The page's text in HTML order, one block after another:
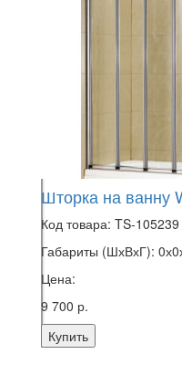
Шторка на ванну
Код товара: TS-105239
Габариты (ШхВхГ):
Цена:
9 700 р.
Купить